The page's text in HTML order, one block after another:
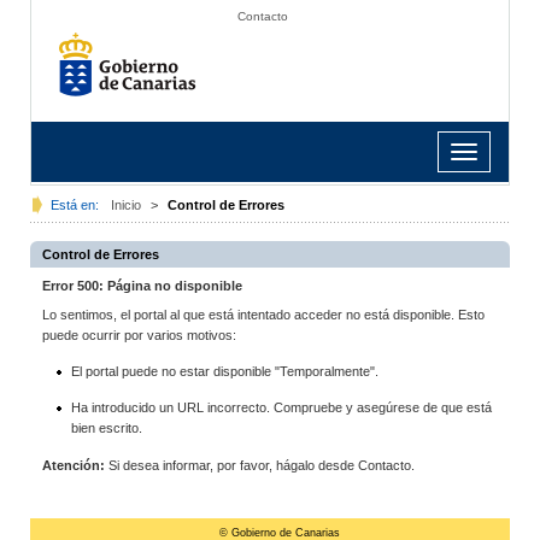
Contacto
Toggle
navigation
Está en: Inicio > Control de Errores
Control de Errores
Error 500: Página no disponible
Lo sentimos, el portal al que está intentado acceder no está disponible. Esto
puede ocurrir por varios motivos:
El portal puede no estar disponible "Temporalmente".
Ha introducido un URL incorrecto. Compruebe y asegúrese de que está
bien escrito.
Atención: Si desea informar, por favor, hágalo desde Contacto.
© Gobierno de Canarias